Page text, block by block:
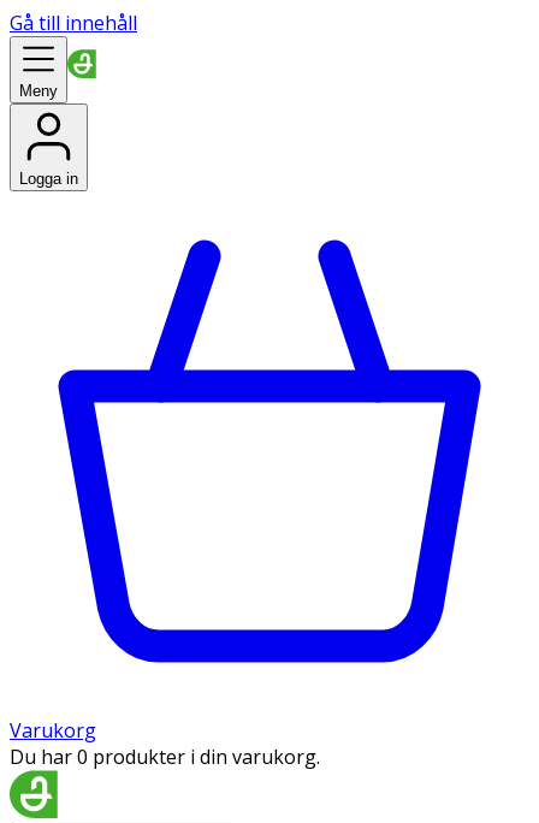
Gå till innehåll
Meny
Logga in
Varukorg
Du har 0 produkter i din varukorg.